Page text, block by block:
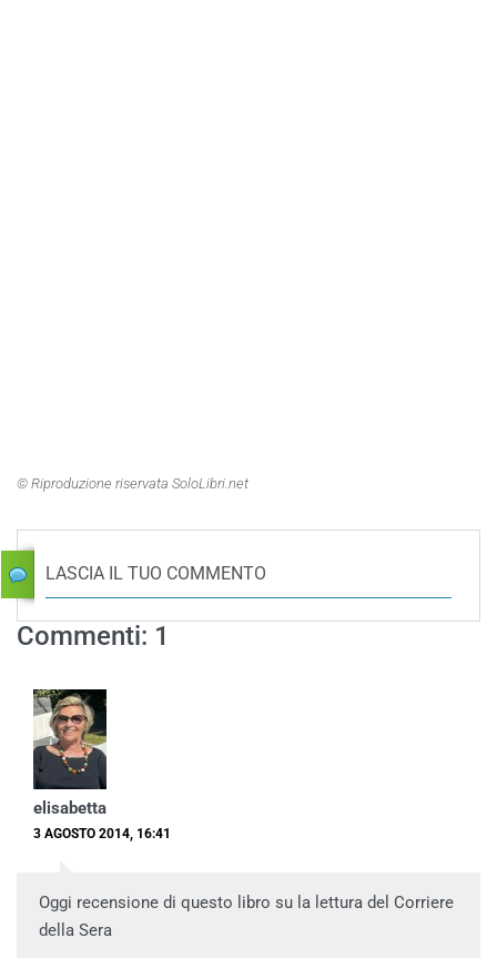
© Riproduzione riservata SoloLibri.net
LASCIA IL TUO COMMENTO
Commenti: 1
elisabetta
3 AGOSTO 2014, 16:41
Oggi recensione di questo libro su la lettura del Corriere
della Sera